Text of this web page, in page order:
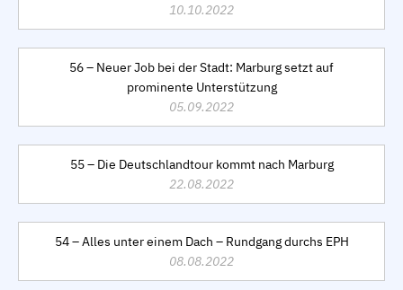
10.10.2022
56 – Neuer Job bei der Stadt: Marburg setzt auf
prominente Unterstützung
05.09.2022
55 – Die Deutschlandtour kommt nach Marburg
22.08.2022
54 – Alles unter einem Dach – Rundgang durchs EPH
08.08.2022